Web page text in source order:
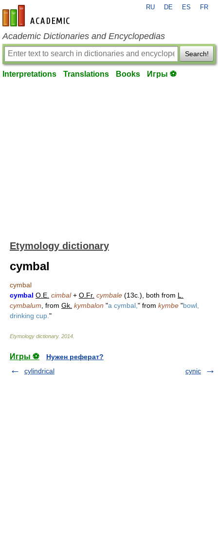
en-academic.com
RU DE ES FR
Academic Dictionaries and Encyclopedias
Search!
Interpretations Translations Books Игры ⚽
Etymology dictionary
cymbal
cymbal
cymbal O.E. cimbal+ O.Fr. cymbale (13c.), both from L.
cymbalum , from Gk. kymbalon "a cymbal, " from kymbe "bowl,
drinking cup. "
Etymology dictionary. 2014
Игры ⚽
Нужен реферат?
cylindrical
cynic